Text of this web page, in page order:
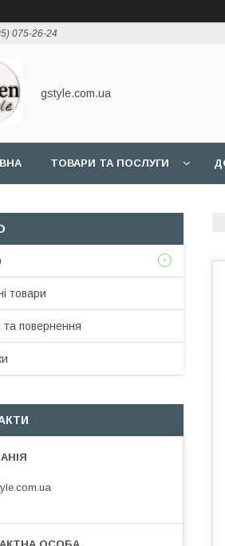
075-26-24
gstyle.com.ua
ТОВАРИ ТА ПОСЛУГИ
товари
та повернення